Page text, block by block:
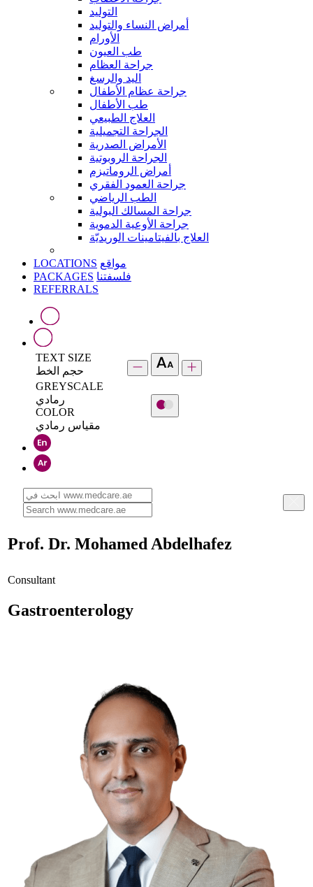
التوليد
أمراض النساء والتوليد
الأورام
طب العيون
جراحة العظام
اليد والرسغ
جراحة عظام الأطفال
طب الأطفال
العلاج الطبيعي
الجراحة التجميلية
الأمراض الصدرية
الجراحة الروبوتية
أمراض الروماتيزم
جراحة العمود الفقري
الطب الرياضي
جراحة المسالك البولية
جراحة الأوعية الدموية
العلاج بالفيتامينات الوريديّة
LOCATIONS مواقع
PACKAGES فلسفتنا
REFERRALS
TEXT SIZE
حجم الخط
GREYSCALE
رمادي
COLOR
مقياس رمادي
Prof. Dr. Mohamed Abdelhafez
Consultant
Gastroenterology